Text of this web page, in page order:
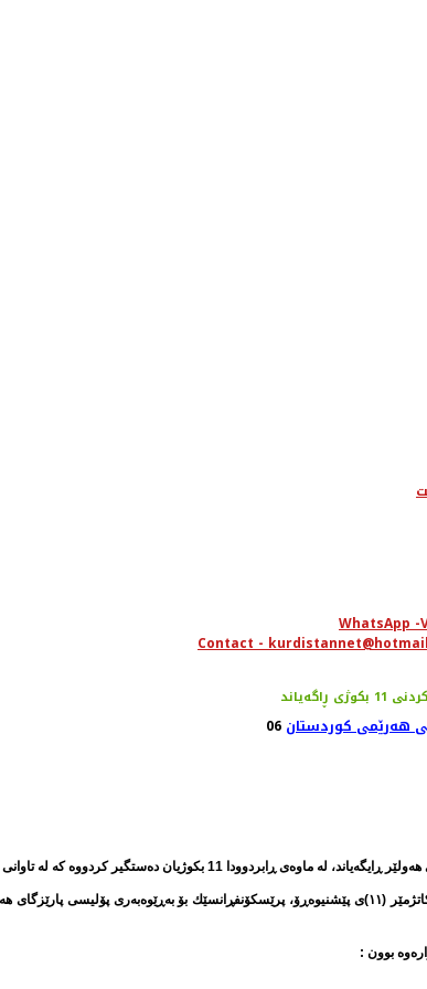
WhatsApp -
Contact -
هەرێمی کوردستان
11 بكوژیان دەستگیر كردووە كە لە تاوانی كوشتن لە هەولێر و دەوروبەری تێوە گلاون.
ئەمڕۆ ڕێكەوتی (٦/٢/٢٠١٧)، كاتژمێر (١١)ی پێشنیوەڕۆ، پرێسكۆنفڕانسێك بۆ
بوون :